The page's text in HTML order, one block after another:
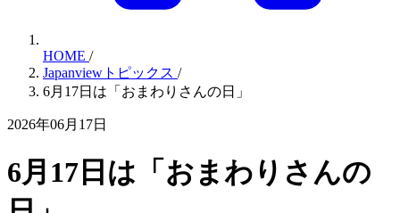
HOME /
Japanviewトピックス /
6月17日は「おまわりさんの日」
2026年06月17日
6月17日は「おまわりさんの